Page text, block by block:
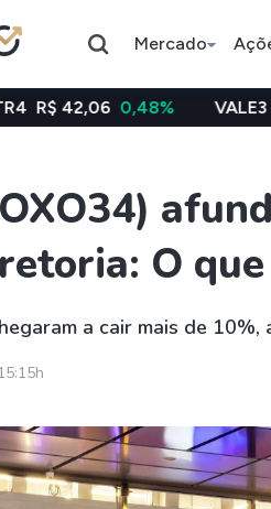
Mercado
Índice
Selic
Índice
RECR11
HGLG11
XPLG11
IVVB11
SMAL11
HASH11
VALE3 R$ 75,41 -
O
a cair mais de